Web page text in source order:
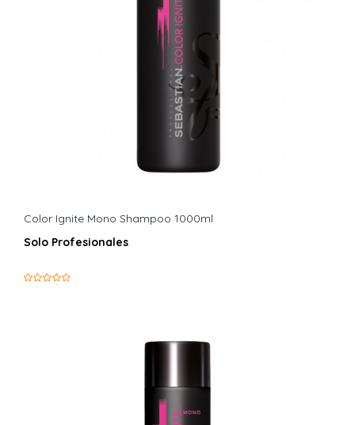
Color Ignite Mono Shampoo 1000ml
Solo Profesionales